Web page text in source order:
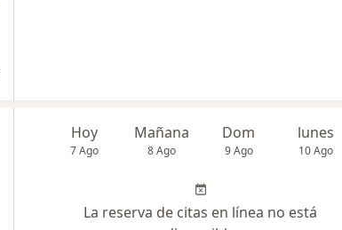
Hoy
7 Ago
Mañana
8 Ago
Dom
9 Ago
lunes
10 Ago
La reserva de citas en línea no está